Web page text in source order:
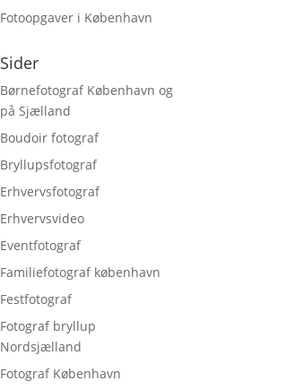
Fotoopgaver i København
Sider
Børnefotograf København og
på Sjælland
Boudoir fotograf
Bryllupsfotograf
Erhvervsfotograf
Erhvervsvideo
Eventfotograf
Familiefotograf københavn
Festfotograf
Fotograf bryllup
Nordsjælland
Fotograf København